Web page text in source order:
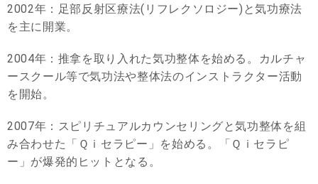
2002年：足部反射区療法(リフレクソロジー)と気功療法
を主に開業。
2004年：推拿を取り入れた気功整体を始める。カルチャ
ースクール等で気功法や整体法のインストラクター活動
を開始。
2007年：スピリチュアルカウンセリングと気功整体を組
み合わせた「Ｑｉセラピー」を始める。「Ｑｉセラピ
ー」が爆発的ヒットとなる。